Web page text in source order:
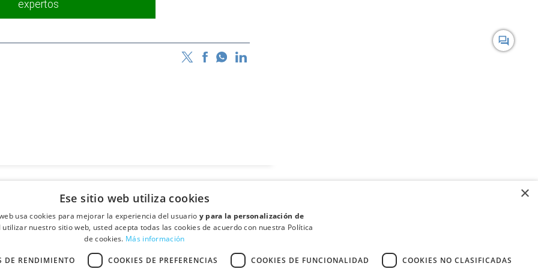
expertos
forum
×
Ese sitio web utiliza cookies
usa cookies para mejorar la experiencia del usuario y para la personalización de
utilizar nuestro sitio web, usted acepta todas las cookies de acuerdo con nuestra Política
de cookies. Más información
DE RENDIMIENTO COOKIES DE PREFERENCIAS COOKIES DE FUNCIONALIDAD COOKIES NO CLASIFICADAS